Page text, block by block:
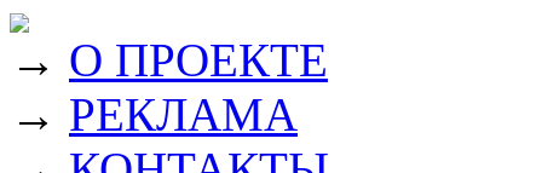
→ О ПРОЕКТЕ
→ РЕКЛАМА